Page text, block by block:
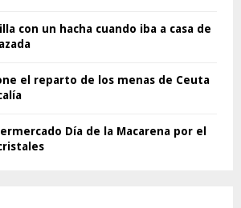
con un hacha cuando iba a casa de
el reparto de los menas de Ceuta
Día de la Macarena por el